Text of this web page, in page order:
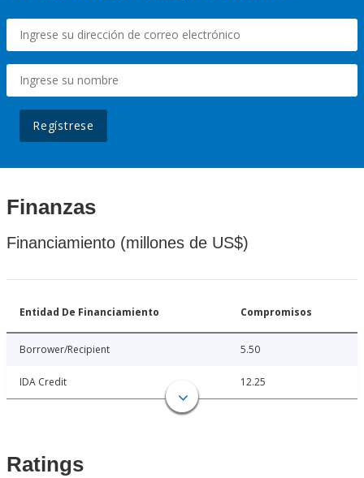
Regístrese
Finanzas
Financiamiento (millones de US$)
Entidad De Financiamiento Compromisos
Borrower/Recipient 5.50
IDA Credit 12.25
Ratings